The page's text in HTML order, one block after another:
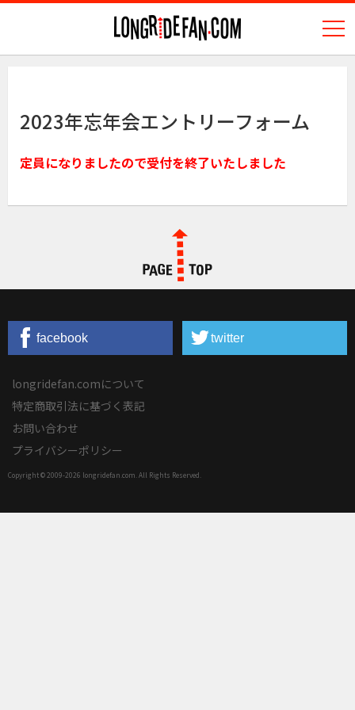
2023年忘年会エントリーフォーム
定員になりましたので受付を終了いたしました
PAGE TOP
facebook twitter
longridefan.comについて
特定商取引法に基づく表記
お問い合わせ
プライバシーポリシー
Copyright © 2009-2026 longridefan.com. All Rights Reserved.